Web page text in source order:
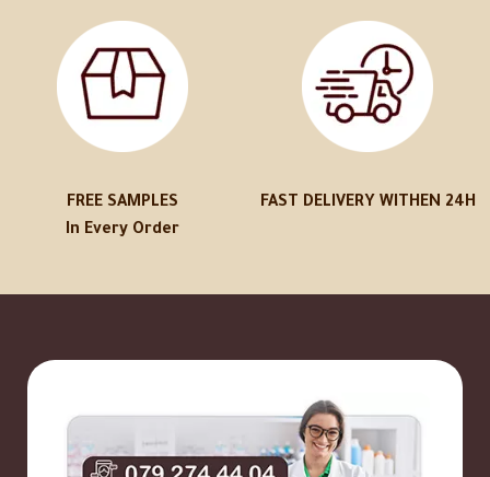
FREE SAMPLES
In Every Order
FAST DELIVERY WITHEN 24H